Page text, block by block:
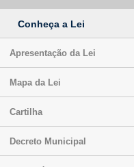
Conheça a Lei
Apresentação da Lei
Mapa da Lei
Cartilha
Decreto Municipal